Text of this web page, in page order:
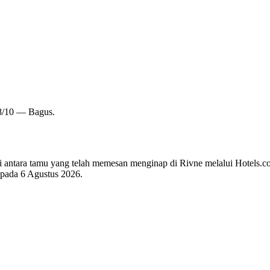
10 — Bagus.
tamu yang telah memesan menginap di Rivne melalui
6 Agustus 2026.